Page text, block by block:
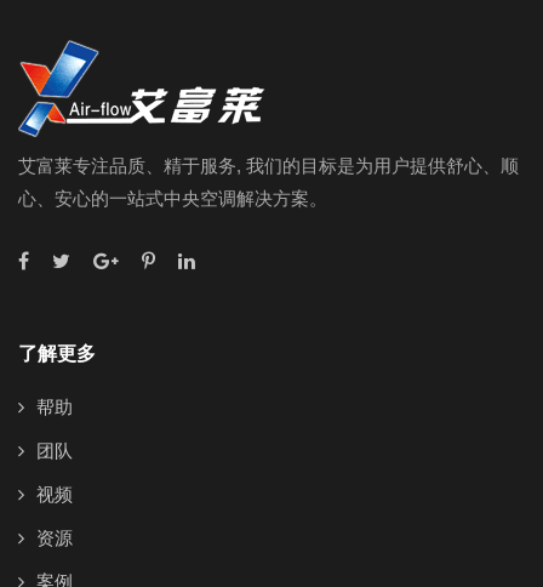
艾富莱专注品质、精于服务, 我们的目标是为用户提供舒心、顺
心、安心的一站式中央空调解决方案。
了解更多
帮助
团队
视频
资源
案例